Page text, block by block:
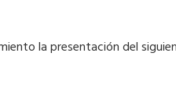
la presentación del